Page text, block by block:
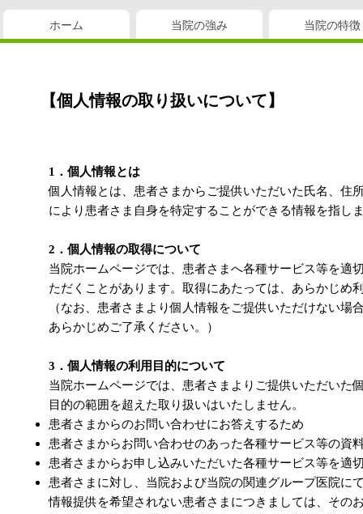
ホーム 当院の強み 当院の特徴
【個人情報の取り扱いについて】
1．個人情報とは
個人情報とは、患者さまからご提供いただいた氏名、住
により患者さま自身を特定することができる情報を指し
2．個人情報の取得について
当院ホームページでは、患者さまへ各種サービス等を適
ただくことがあります。取得にあたっては、あらかじめ
（なお、患者さまより個人情報をご提供いただけない
あらかじめご了承ください。）
3．個人情報の利用目的について
当院ホームページでは、患者さまよりご提供いただいた
目的の範囲を超えた取り扱いはいたしません。
患者さまからのお問い合わせにお答えするため
患者さまからお問い合わせのあった各種サービス等の資
患者さまからお申し込みいただいた各種サービス等を適
患者さまに対し、当院および当院の関連グループ医院に
情報提供を希望されない患者さまにつきましては、その